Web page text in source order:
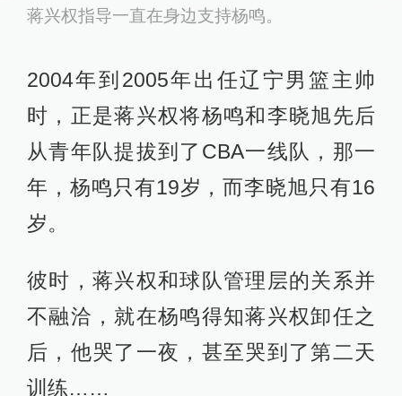
蒋兴权指导一直在身边支持杨鸣。
2004年到2005年出任辽宁男篮主帅
时，正是蒋兴权将杨鸣和李晓旭先后
从青年队提拔到了CBA一线队，那一
年，杨鸣只有19岁，而李晓旭只有16
岁。
彼时，蒋兴权和球队管理层的关系并
不融洽，就在杨鸣得知蒋兴权卸任之
后，他哭了一夜，甚至哭到了第二天
训练……